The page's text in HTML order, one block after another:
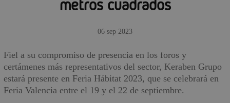
metros cuadrados
06 sep 2023
Fiel a su compromiso de presencia en los foros y
certámenes más representativos del sector, Keraben Grupo
estará presente en Feria Hábitat 2023, que se celebrará en
Feria Valencia entre el 19 y el 22 de septiembre.